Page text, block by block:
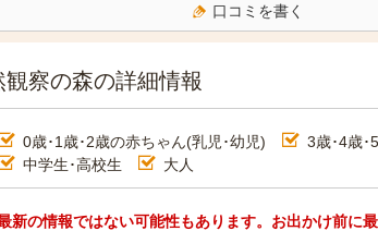
口コミを書く
観察の森の詳細情報
0歳･1歳･2歳の赤ちゃん(乳児･幼児) 3歳･4歳･
中学生･高校生
大人
新の情報ではない可能性もあります。お出かけ前に